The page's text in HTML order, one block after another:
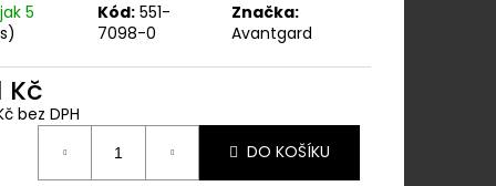
5
Kód: 551-
7098-0
Značka:
Avantgard
Kč
bez DPH
DO KOŠÍKU
KŮŽE 886-